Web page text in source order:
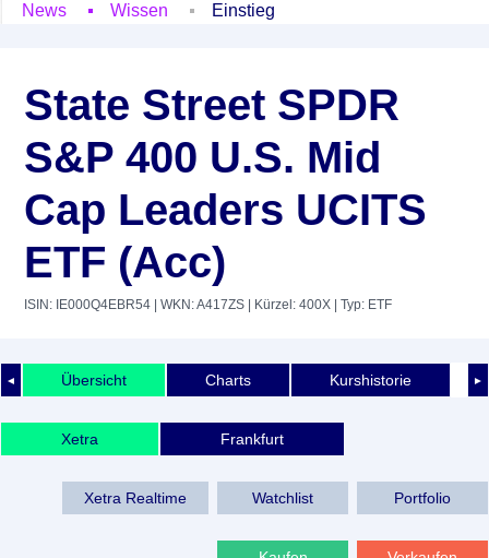
News
Wissen Einstieg
State Street SPDR
S&P 400 U.S. Mid
Cap Leaders UCITS
ETF (Acc)
ISIN: IE000Q4EBR54 | WKN: A417ZS | Kürzel: 400X | Typ: ETF
◄ ►
Übersicht Charts Kurshistorie
Xetra Frankfurt
Xetra Realtime Watchlist Portfolio